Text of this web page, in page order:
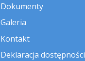
Dokumenty
Galeria
Kontakt
Deklaracja dostępności